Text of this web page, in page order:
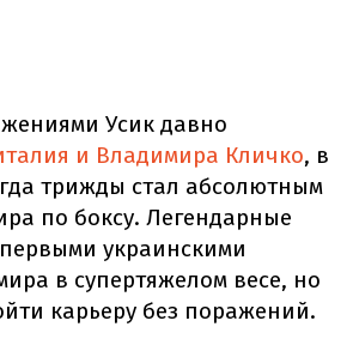
Усик давно
и Владимира Кличко, в
трижды стал абсолютным
по боксу. Легендарные
украинскими
в супертяжелом весе, но
карьеру без поражений.